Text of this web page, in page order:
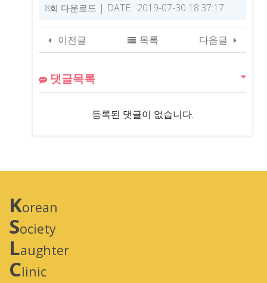
8회 다운로드 | DATE : 2019-07-30 18:37:17
이전글 다음글
목록
댓글목록
등록된 댓글이 없습니다.
Korean
Society
Laughter
Clinic